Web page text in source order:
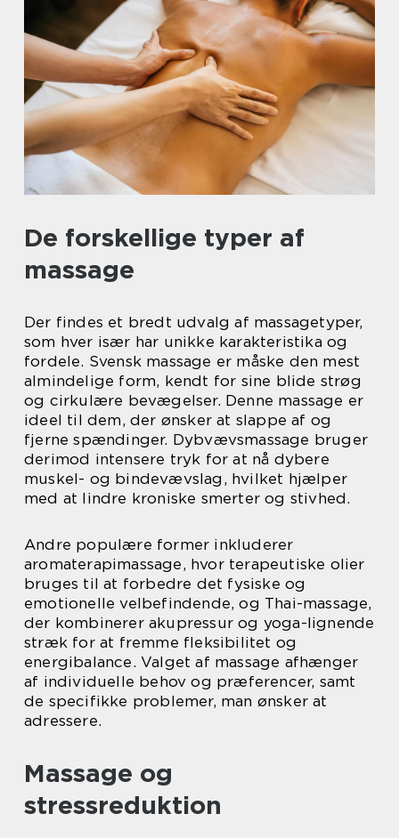
De forskellige typer af
massage
Der findes et bredt udvalg af massagetyper,
som hver især har unikke karakteristika og
fordele. Svensk massage er måske den mest
almindelige form, kendt for sine blide strøg
og cirkulære bevægelser. Denne massage er
ideel til dem, der ønsker at slappe af og
fjerne spændinger. Dybvævsmassage bruger
derimod intensere tryk for at nå dybere
muskel- og bindevævslag, hvilket hjælper
med at lindre kroniske smerter og stivhed.
Andre populære former inkluderer
aromaterapimassage, hvor terapeutiske olier
bruges til at forbedre det fysiske og
emotionelle velbefindende, og Thai-massage,
der kombinerer akupressur og yoga-lignende
stræk for at fremme fleksibilitet og
energibalance. Valget af massage afhænger
af individuelle behov og præferencer, samt
de specifikke problemer, man ønsker at
adressere.
Massage og
stressreduktion